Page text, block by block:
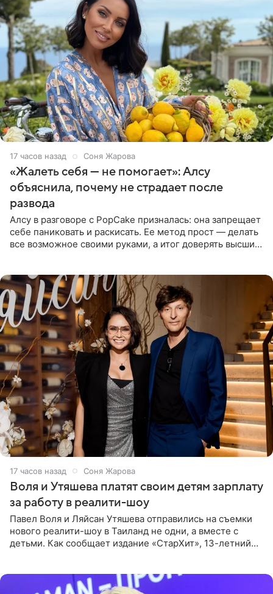
17 часов назад Соня Жарова
«Жалеть себя — не помогает»: Алсу
объяснила, почему не страдает после
развода
Алсу в разговоре с PopCake призналась: она запрещает
себе паниковать и раскисать. Ее метод прост — делать
все возможное своими руками, а итог доверять высшим
17 часов назад Соня Жарова
Воля и Утяшева платят своим детям зарплату
за работу в реалити-шоу
Павел Воля и Ляйсан Утяшева отправились на съемки
нового реалити-шоу в Таиланд не одни, а вместе с
детьми. Как сообщает издание «СтарХит», 13-летний